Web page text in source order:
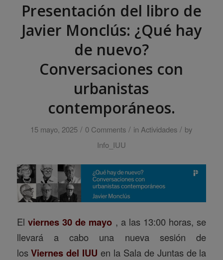
Presentación del libro de
Javier Monclús: ¿Qué hay
de nuevo?
Conversaciones con
urbanistas
contemporáneos.
15 mayo, 2025 / 0 Comments / in Actividades / by
Info_IUU
El viernes 30 de mayo , a las 13:00 horas, se
llevará a cabo una nueva sesión de
losViernes del IUU en la Sala de Juntas de la